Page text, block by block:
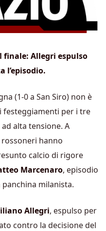
Allegri espulso
l’episodio.
(1-0 a San Siro) non è
festeggiamenti per i tre
alta tensione. A
hanno
calcio di rigore
Marcenaro, episodio
panchina milanista.
Allegri, espulso per
contro la decisione del